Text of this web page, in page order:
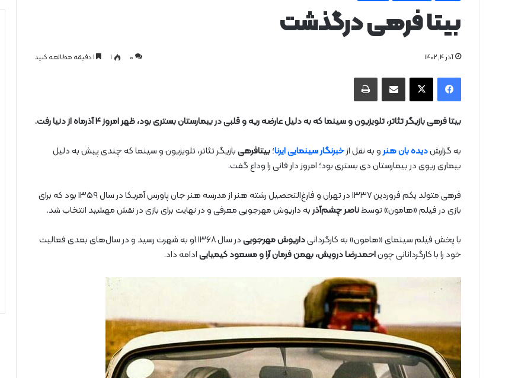
بیتا فرهی درگذشت
آذر ۴, ۱۴۰۲ 0 ۱
فیس بوک X از طریق ایمیل به اشتراک بگذارید چاپ
بیتا فرهی بازیگر تئاتر، تلویزیون و سینما که به دلیل عارضه ریه و قلبی در بیمارستان بستری بود، ظهر امروز ۴ آذرماه از دنیا رفت.
به گزارشدیده بان هنرو به نقل ازخبرنگار سینمایی ایرنا؛بیتافرهیبازیگر تئاتر، تلویزیون و سینما که چندی پیش به دلیل
بیماری ریوی در بیمارستان دی بستری بود؛ امروز دار فانی را وداع گفت.
فرهی متولد یکم فروردین ۱۳۳۷ در تهران و فارغ‌التحصیل رشته هنر از مدرسه هنر جان پاورس آمریکا در سال ۱۳۵۹ بود که برای
بازی در فیلم «هامون» توسطناصر چشم‌آذربه داریوش مهرجویی معرفی و در نهایت برای بازی در نقش مهشید انتخاب شد.
با پخش فیلم سینمای «هامون» به کارگردانیداریوش مهرجویی
در سال ۱۳۶۸ او به شهرت رسید و در سال‌های بعدی فعالیت
خود را با کارگردانانی چوناحمدرضا درویش، بهمن فرمان آرا و مسعود کیمیاییادامه داد.